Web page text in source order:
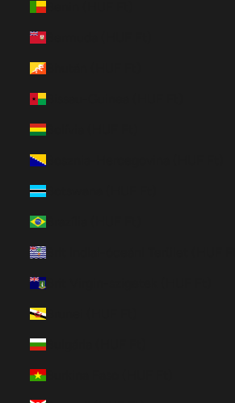
Benin (HUF Ft)
Bhután (HUF Ft)
Bissau-Guinea (HUF Ft)
Bolívia (HUF Ft)
Bosznia-Hercegovina (HUF Ft)
Botswana (HUF Ft)
Brazília (HUF Ft)
Brit Indiai-óceáni Terület (HUF Ft)
Brunei (HUF Ft)
Bulgária (HUF Ft)
Burkina Faso (HUF Ft)